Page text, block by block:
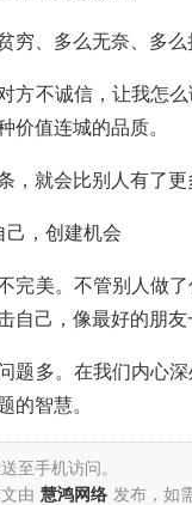
穷、多么无奈、多
方不诚信，让我怎
价值连城的品质。
，就会比别人有了更
己，创建机会
完美。不管别人做
自己，像最好的朋
题多。在我们内心
的智慧。
至手机访问。
由 慧鸿网络 发布，如